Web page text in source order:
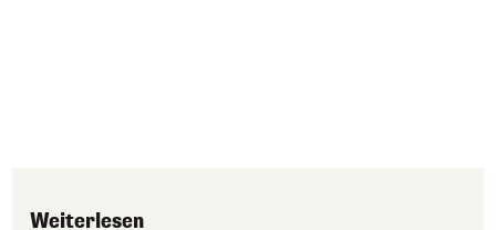
Weiterlesen